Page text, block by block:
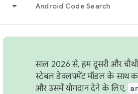
Android Code Search
साल 2026 से, हम दूसरी और
स्टेबल डेवलपमेंट मॉडल के साथ
और उसमें योगदान देने के लिए,